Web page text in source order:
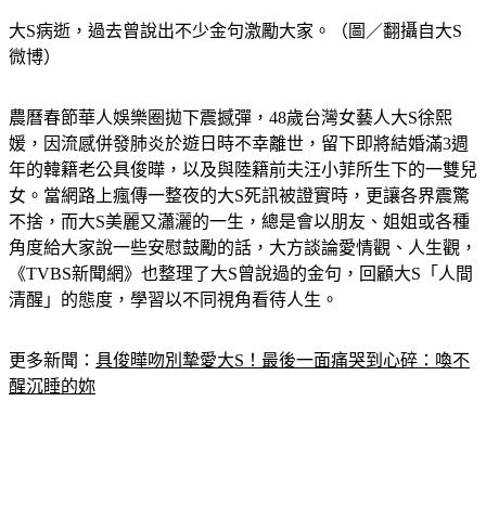
大S病逝，過去曾說出不少金句激勵大家。（圖／翻攝自大S
農曆春節華人娛樂圈拋下震撼彈，48歲台灣女藝人大S徐熙
媛，因流感併發肺炎於遊日時不幸離世，留下即將結婚滿3週
年的韓籍老公具俊曄，以及與陸籍前夫汪小菲所生下的一雙兒
女。當網路上瘋傳一整夜的大S死訊被證實時，更讓各界震驚
不捨，而大S美麗又瀟灑的一生，總是會以朋友、姐姐或各種
角度給大家說一些安慰鼓勵的話，大方談論愛情觀、人生觀，
《TVBS新聞網》也整理了大S曾說過的金句，回顧大S「人間
更多新聞：